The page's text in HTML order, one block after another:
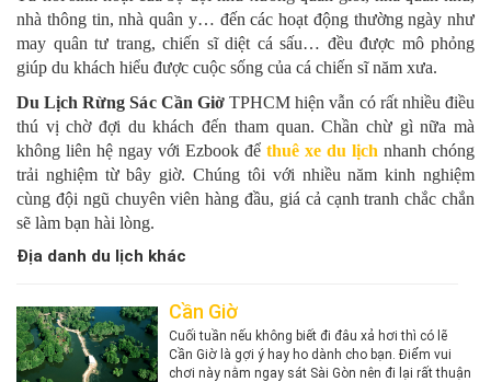
nhà thông tin, nhà quân y… đến các hoạt động thường ngày như
may quân tư trang, chiến sĩ diệt cá sấu… đều được mô phỏng
giúp du khách hiểu được cuộc sống của cá chiến sĩ năm xưa.
Du Lịch Rừng Sác Cần GiờTPHCM hiện vẫn có rất nhiều điều
thú vị chờ đợi du khách đến tham quan. Chần chừ gì nữa mà
không liên hệ ngay với Ezbook để thuê xe du lịch nhanh chóng
trải nghiệm từ bây giờ. Chúng tôi với nhiều năm kinh nghiệm
cùng đội ngũ chuyên viên hàng đầu, giá cả cạnh tranh chắc chắn
sẽ làm bạn hài lòng.
Địa danh du lịch khác
Cần Giờ
Cuối tuần nếu không biết đi đâu xả hơi thì có lẽ
Cần Giờ là gợi ý hay ho dành cho bạn. Điểm vui
chơi này nằm ngay sát Sài Gòn nên đi lại rất thuận